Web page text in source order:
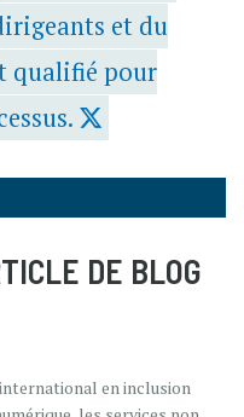
et du
qualifié pour
DE BLOG
en inclusion